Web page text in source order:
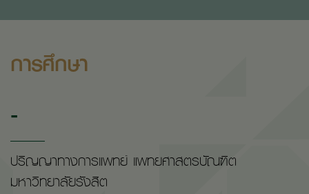
การศึกษา
-
ปริญญาทางการแพทย์ แพทยศาสตรบัณฑิต
มหาวิทยาลัยรังสิต